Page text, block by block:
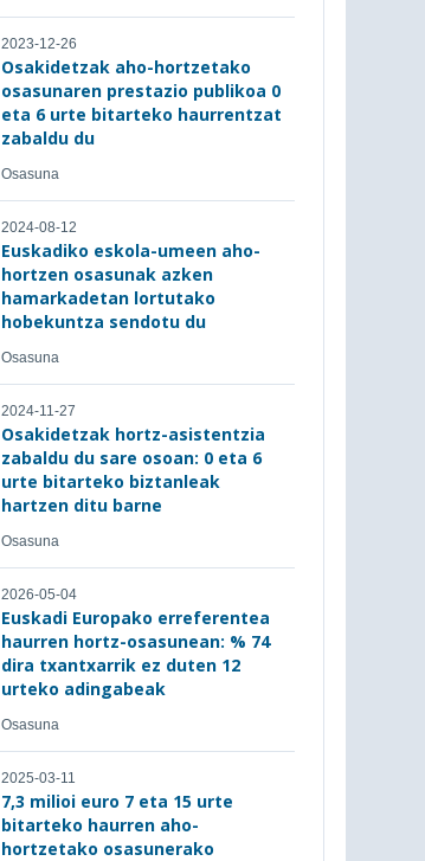
2023-12-26
Osakidetzak aho-hortzetako
osasunaren prestazio publikoa 0
eta 6 urte bitarteko haurrentzat
zabaldu du
Osasuna
2024-08-12
Euskadiko eskola-umeen aho-
hortzen osasunak azken
hamarkadetan lortutako
hobekuntza sendotu du
Osasuna
2024-11-27
Osakidetzak hortz-asistentzia
zabaldu du sare osoan: 0 eta 6
urte bitarteko biztanleak
hartzen ditu barne
Osasuna
2026-05-04
Euskadi Europako erreferentea
haurren hortz-osasunean: % 74
dira txantxarrik ez duten 12
urteko adingabeak
Osasuna
2025-03-11
7,3 milioi euro 7 eta 15 urte
bitarteko haurren aho-
hortzetako osasunerako